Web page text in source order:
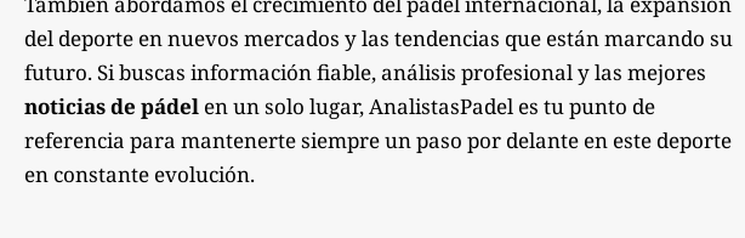
del deporte en nuevos mercados y las tendencias que están marcando su
futuro. Si buscas información fiable, análisis profesional y las mejores
noticias de pádel en un solo lugar, AnalistasPadel es tu punto de
referencia para mantenerte siempre un paso por delante en este deporte
en constante evolución.